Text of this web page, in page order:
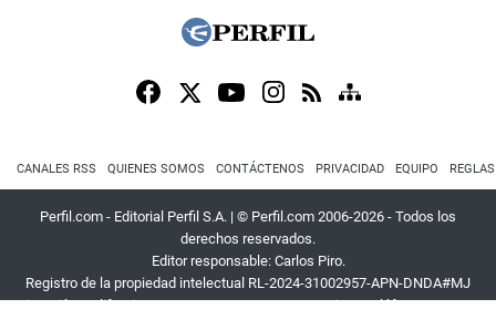
CANALES RSS QUIENES SOMOS CONTÁCTENOS PRIVACIDAD EQUIPO
Perfil.com - Editorial Perfil S.A. | © Perfil.com 2006-2026 - Todos los
derechos reservados.
Editor responsable: Carlos Piro.
Registro de la propiedad intelectual RL-2024-31002957-APN-DNDA#MJ
Dirección:California 2715,C1289ABI,CABA, Argentina| Teléfono:+54 9 11